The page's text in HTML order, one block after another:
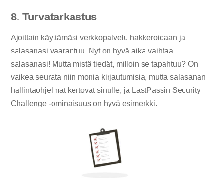
8. Turvatarkastus
Ajoittain käyttämäsi verkkopalvelu hakkeroidaan ja
salasanasi vaarantuu. Nyt on hyvä aika vaihtaa
salasanasi! Mutta mistä tiedät, milloin se tapahtuu? On
vaikea seurata niin monia kirjautumisia, mutta salasanan
hallintaohjelmat kertovat sinulle, ja LastPassin Security
Challenge -ominaisuus on hyvä esimerkki.